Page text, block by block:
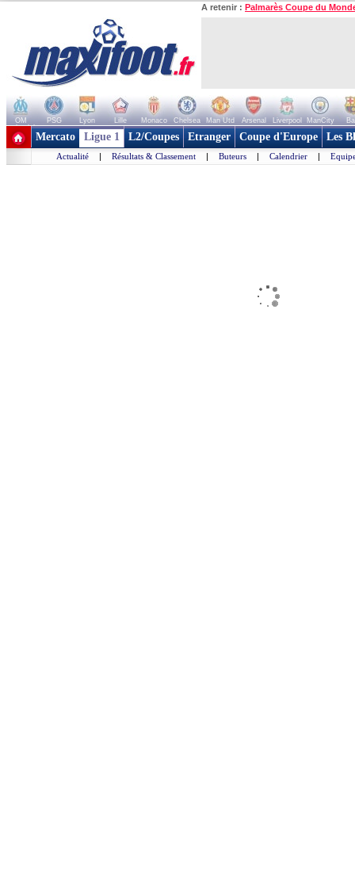
A retenir : Palmarès Coupe du
OM PSG Lyon Lille Monaco Chelsea Man Utd Arsenal Liverpool ManCity
+ de clubs
Mercato Ligue 1 L2/Coupes Etranger Coupe d'Europe Les
Actualité | Résultats & Classement | Buteurs | Calendrier |